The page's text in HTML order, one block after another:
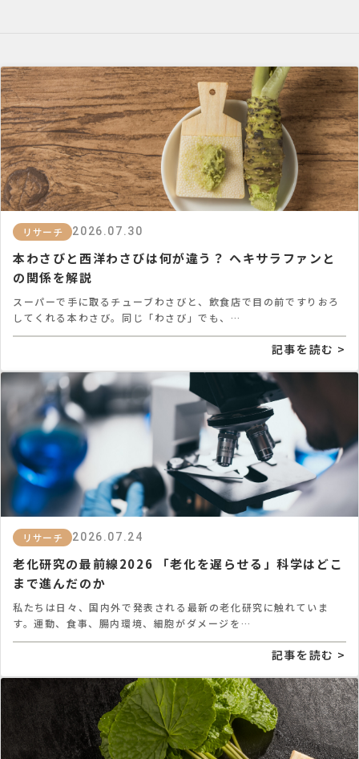
リサーチ 2026.07.30
本わさびと西洋わさびは何が違う？ ヘキサラファンと
の関係を解説
スーパーで手に取るチューブわさびと、飲食店で目の前ですりおろ
してくれる本わさび。同じ「わさび」でも、…
記事を読む >
リサーチ 2026.07.24
老化研究の最前線2026 「老化を遅らせる」科学はどこ
まで進んだのか
私たちは日々、国内外で発表される最新の老化研究に触れていま
す。運動、食事、腸内環境、細胞がダメージを…
記事を読む >